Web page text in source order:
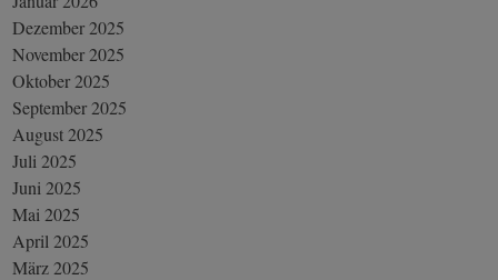
Dezember 2025
November 2025
Oktober 2025
September 2025
August 2025
Juli 2025
Juni 2025
Mai 2025
April 2025
März 2025